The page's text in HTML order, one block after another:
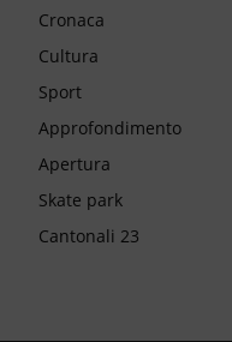
Cronaca
Cultura
Sport
Approfondimento
Apertura
Skate park
Cantonali 23